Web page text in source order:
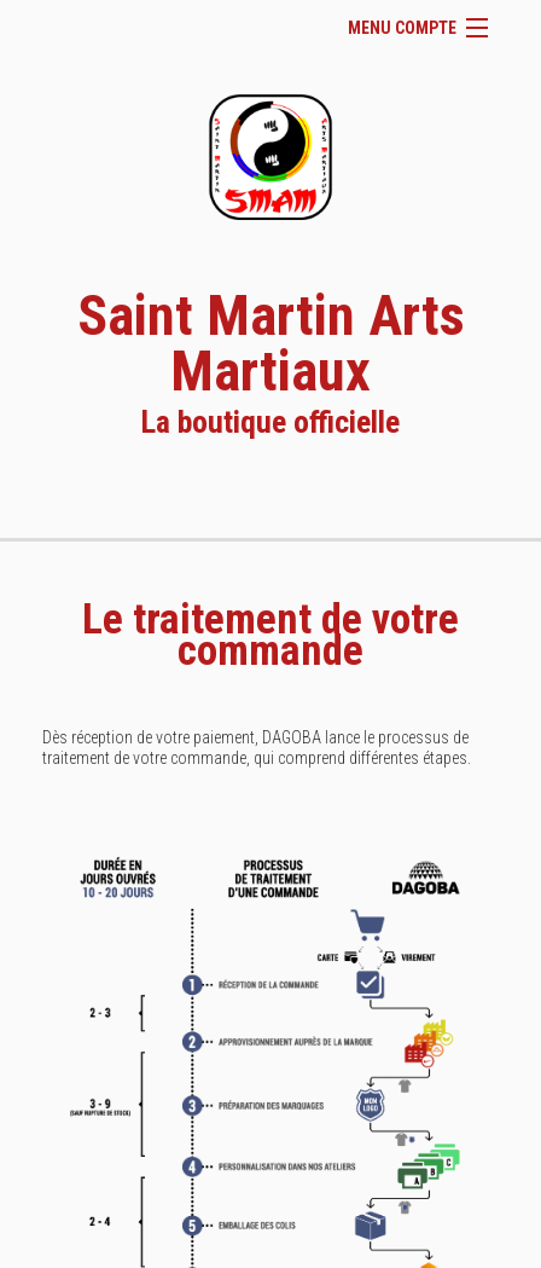
MENU COMPTE
Site Web du club
Facebook
Se connecter
Panier (vide)
Saint Martin Arts
Martiaux
La boutique officielle
Le traitement de votre
commande
Dès réception de votre paiement, DAGOBA lance le processus de
traitement de votre commande, qui comprend différentes étapes.